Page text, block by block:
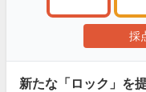
採
新たな「ロック」を